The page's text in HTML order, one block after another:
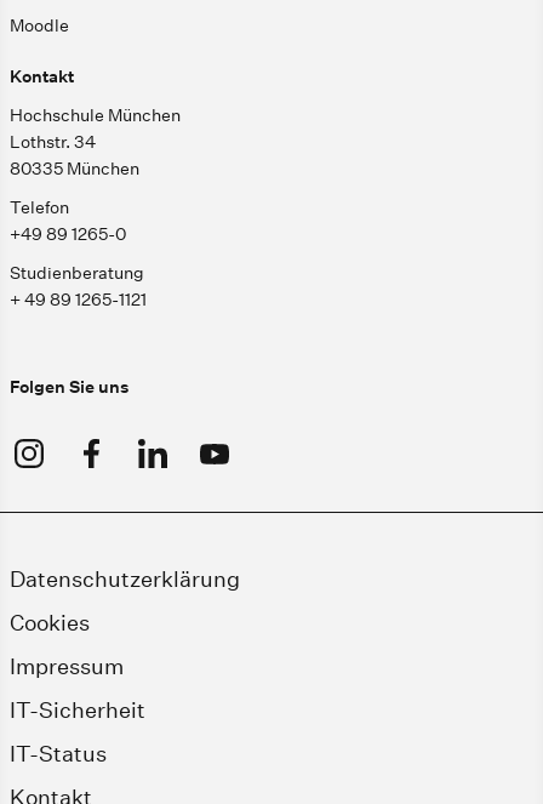
Moodle
Kontakt
Hochschule München
Lothstr. 34
80335 München
Telefon
+49 89 1265-0
Studienberatung
+ 49 89 1265-1121
Folgen Sie uns
Datenschutzerklärung
Cookies
Impressum
IT-Sicherheit
IT-Status
Kontakt